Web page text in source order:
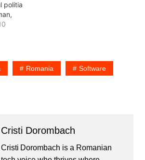
politia
ca
Romania Software
Cristi Dorombach
Cristi Dorombach is a Romanian